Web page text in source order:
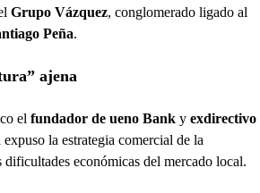
Grupo Vázquez, conglomerado ligado al
Peña.
ajena
el fundador de ueno Bank y exdirectivo
expuso la estrategia comercial de la
económicas del mercado local.